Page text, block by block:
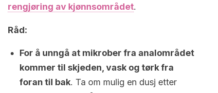
rengjøring av kjønnsområdet.
Råd:
For å unngå at mikrober fra analområdet
kommer til skjeden, vask og tørk fra
foran til bak. Ta om mulig en dusj etter